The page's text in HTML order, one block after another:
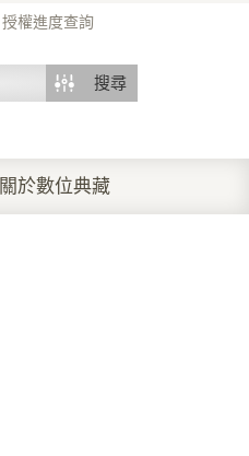
授權進度查詢
搜尋
關於數位典藏